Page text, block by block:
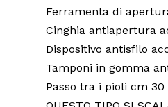
Ferramenta di
Cinghia antiapertura
Dispositivo antisfilo
Tamponi in gomma
Passo tra i pioli cm 30